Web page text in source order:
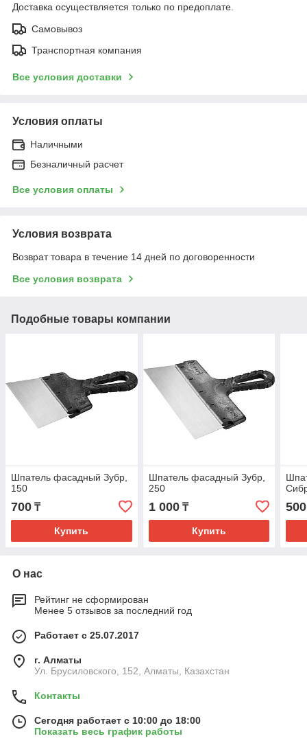
Доставка осуществляется только по предоплате.
Самовывоз
Транспортная компания
Все условия доставки
Условия оплаты
Наличными
Безналичный расчет
Все условия оплаты
Условия возврата
Возврат товара в течение 14 дней по договоренности
Все условия возврата
Подобные товары компании
Шпатель фасадный Зубр,
150
700 ₸
Купить
Шпатель фасадный Зубр,
250
1 000₸
Купить
500
О нас
Рейтинг не сформирован
Менее 5 отзывов за последний год
Работает с 25.07.2017
г. Алматы
Ул. Брусиловского, 152, Алматы, Казахстан
Контакты
Сегодня работает с 10:00 до 18:00
Показать весь график работы